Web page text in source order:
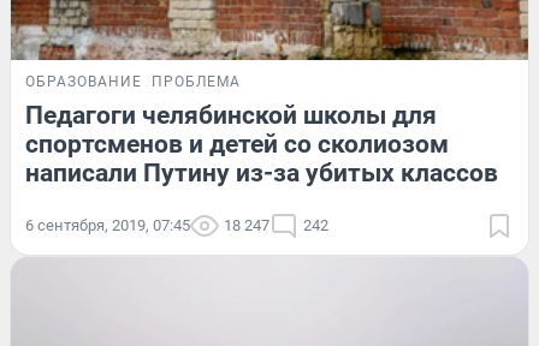
ОБРАЗОВАНИЕ ПРОБЛЕМА
Педагоги челябинской школы для
спортсменов и детей со сколиозом
написали Путину из-за убитых классов
6 сентября, 2019, 07:45 18 247 242